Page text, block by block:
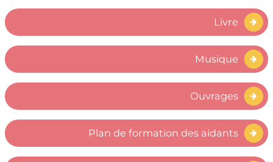
Livre
Musique
Ouvrages
Plan de formation des aidants